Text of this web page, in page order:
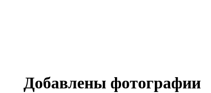
Добавлены фотографии